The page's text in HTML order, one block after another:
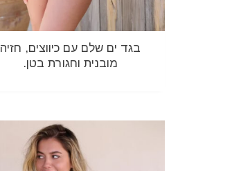
בגד ים שלם עם כיווצים, חזיה
מובנית וחגורת בטן.